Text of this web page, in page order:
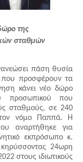
της
σταθμών
πάση θυσία
που προσφέρουν τα
κάνει νέο δώρο
προσωπικού που
σταθμούς, σε 240
νόμο Παππά. Η
αναρτήθηκε για
εκπρόσωπο κ.
24ωρη
στους ιδιωτικούς